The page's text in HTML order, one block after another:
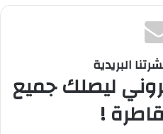
البريدية
ليصلك جميع
!